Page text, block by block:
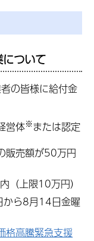
ついて
の皆様に給付金
営体※または認定
販売額が50万円
（上限10万円）
ら8月14日金曜
格高騰緊急支援